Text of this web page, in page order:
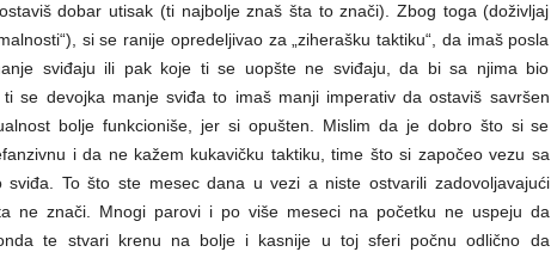
dobar utisak (ti najbolje znaš šta to znači). Zbog toga (doživljaj
si se ranije opredeljivao za „ziherašku taktiku“, da imaš posla
sviđaju ili pak koje ti se uopšte ne sviđaju, da bi sa njima bio
se devojka manje sviđa to imaš manji imperativ da ostaviš savršen
bolje funkcioniše, jer si opušten. Mislim da je dobro što si se
i da ne kažem kukavičku taktiku, time što si započeo vezu sa
sviđa. To što ste mesec dana u vezi a niste ostvarili zadovoljavajući
ne znači. Mnogi parovi i po više meseci na početku ne uspeju da
te stvari krenu na bolje i kasnije u toj sferi počnu odlično da